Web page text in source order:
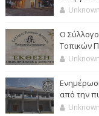
Unknown
Ο
Τοπικών
Unknown
από την
Unknown